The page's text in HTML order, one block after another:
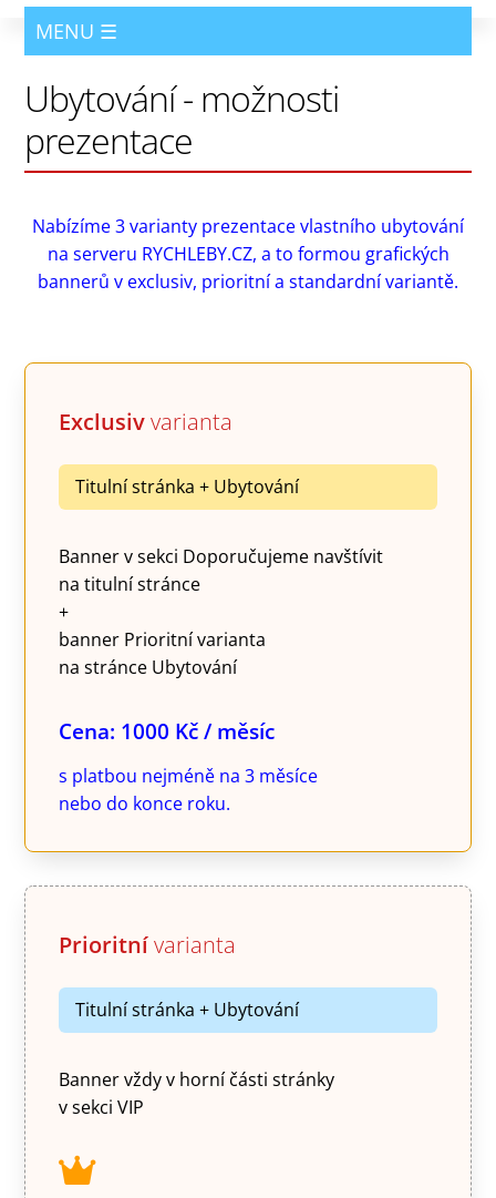
Ubytování - možnosti
prezentace
Nabízíme 3 varianty prezentace vlastního ubytování
na serveru RYCHLEBY.CZ, a to formou grafických
bannerů v exclusiv, prioritní a standardní variantě.
Exclusivvarianta
Titulní stránka + Ubytování
Banner v sekci Doporučujeme navštívit
na titulní stránce
+
banner Prioritní varianta
na stránce Ubytování
Cena: 1000 Kč / měsíc
s platbou nejméně na 3 měsíce
nebo do konce roku.
Prioritnívarianta
Titulní stránka + Ubytování
Banner vždy v horní části stránky
v sekci VIP